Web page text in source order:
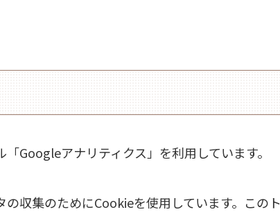
Googleアナリティクス」を利用しています。
収集のためにCookieを使用しています。このト